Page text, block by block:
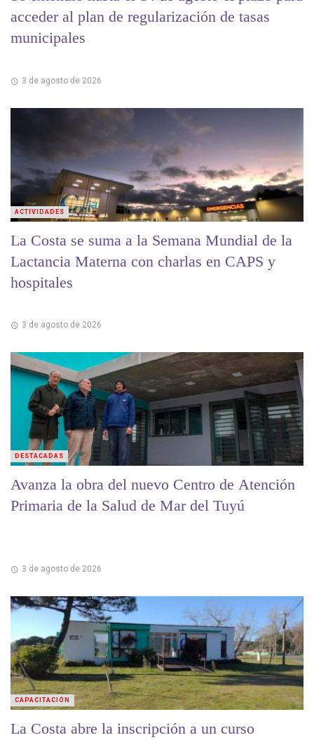
acceder al plan de regularización de tasas
municipales
3 de agosto de 2026
La Costa se suma a la Semana Mundial de la
Lactancia Materna con charlas en CAPS y
hospitales
3 de agosto de 2026
ACTIVIDADES
Avanza la obra del nuevo Centro de Atención
Primaria de la Salud de Mar del Tuyú
3 de agosto de 2026
DESTACADAS
La Costa abre la inscripción a un curso
CAPACITACIÓN